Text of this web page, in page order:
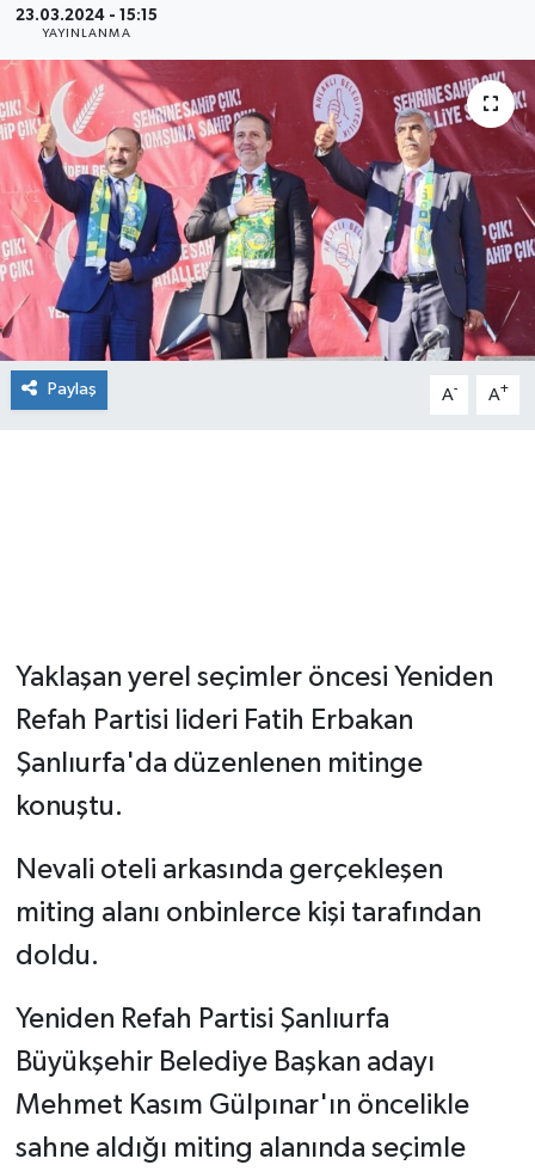
23.03.2024 - 15:15
YAYINLANMA
Paylaş A- A+
Yaklaşan yerel seçimler öncesi Yeniden
Refah Partisi lideri Fatih Erbakan
Şanlıurfa'da düzenlenen mitinge
konuştu.
​​​​​​Nevali oteli arkasında gerçekleşen
miting alanı onbinlerce kişi tarafından
doldu.
​​​​​​Yeniden Refah Partisi Şanlıurfa
Büyükşehir Belediye Başkan adayı
Mehmet Kasım Gülpınar'ın öncelikle
sahne aldığı miting alanında seçimle